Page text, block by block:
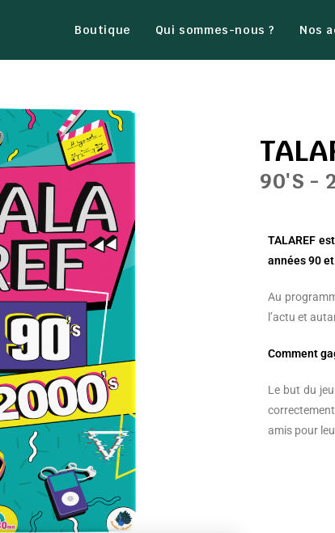
Boutique Qui sommes-nous ? Nos
o
n
m
p
t
90'S -
TALAREF
années 90
Au
l’actu et
Comment
Le but du
amis pour